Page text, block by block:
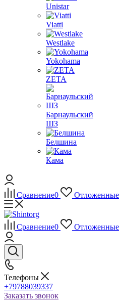
Unistar
Viatti
Westlake
Yokohama
ZETA
Барнаульский
ШЗ
Белшина
Кама
Сравнение0 Отложенные
Сравнение0 Отложенные
Телефоны
+79788039337
Заказать звонок